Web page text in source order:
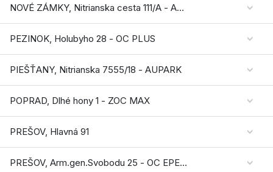
NOVÉ ZÁMKY, Nitrianska cesta 111/A - AQUARIO SC
PEZINOK, Holubyho 28 - OC PLUS
PIEŠŤANY, Nitrianska 7555/18 - AUPARK
POPRAD, Dlhé hony 1 - ZOC MAX
PREŠOV, Hlavná 91
PREŠOV, Arm.gen.Svobodu 25 - OC EPERIA